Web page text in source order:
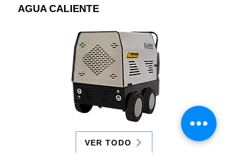
AGUA CALIENTE
VER TODO